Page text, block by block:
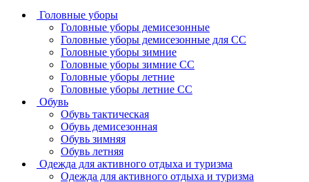
Головные уборы
Головные уборы демисезонные
Головные уборы демисезонные для СС
Головные уборы зимние
Головные уборы зимние СС
Головные уборы летние
Головные уборы летние СС
Обувь
Обувь тактическая
Обувь демисезонная
Обувь зимняя
Обувь летняя
Одежда для активного отдыха и туризма
Одежда для активного отдыха и туризма